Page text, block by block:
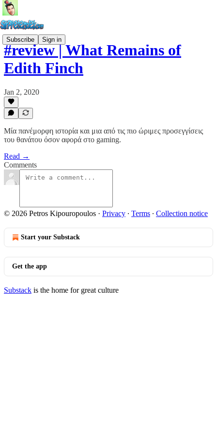
Subscribe Sign in
#review | What Remains of
Edith Finch
Jan 2, 2020
Μία πανέμορφη ιστορία και μια από τις πιο ώριμες προσεγγίσεις
του θανάτου όσον αφορά στο gaming.
Read →
Comments
© 2026 Petros Kipouropoulos · Privacy ∙ Terms ∙ Collection notice
Start your Substack
Get the app
Substack is the home for great culture